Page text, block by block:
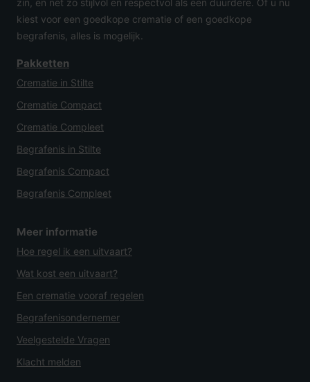
zin, en net zo stijlvol en respectvol als een duurdere. Of u nu
kiest voor een goedkope crematie of een goedkope
begrafenis, alles is mogelijk.
Pakketten
Crematie in Stilte
Crematie Compact
Crematie Compleet
Begrafenis in Stilte
Begrafenis Compact
Begrafenis Compleet
Meer informatie
Hoe regel ik een uitvaart?
Wat kost een uitvaart?
Een crematie vooraf regelen
Begrafenisondernemer
Veelgestelde Vragen
Klacht melden